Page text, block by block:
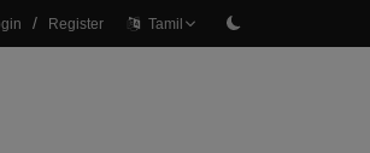
/ Register Tamil